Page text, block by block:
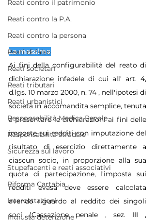
Reati contro il patrimonio
Reati contro la P.A.
Reati contro la persona
Reati di falso
Reati societari
Reati tributari
Reati urbanistici
Responsabilità Medica Penale
Responsabilità stradale
Sicurezza sul lavoro
Stupefacenti e reati associativi
Riforma Cartabia
Intercettazioni
Ingiusta detenzione
La massima
Ai fini della configurabilità del reato di
dichiarazione infedele di cui all' art. 4,
d.lgs. 10 marzo 2000, n. 74 , nell'ipotesi di
società in accomandita semplice, tenuta
a presentare le dichiarazioni ai fini delle
imposte sui redditi con imputazione del
risultato di esercizio direttamente a
ciascun socio, in proporzione alla sua
quota di partecipazione, l'imposta sui
redditi evasa deve essere calcolata
avendo riguardo al reddito dei singoli
soci (Cassazione penale , sez. III ,